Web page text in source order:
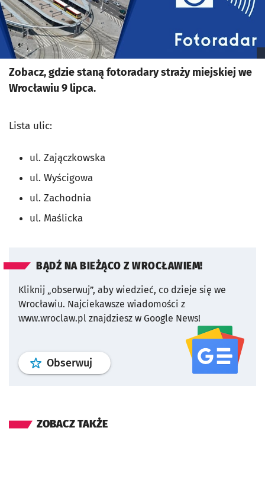
Zobacz, gdzie staną fotoradary straży miejskiej we
Wrocławiu 9 lipca.
Lista ulic:
ul. Zajączkowska
ul. Wyścigowa
ul. Zachodnia
ul. Maślicka
BĄDŹ NA BIEŻĄCO Z WROCŁAWIEM!
Kliknij „obserwuj”, aby wiedzieć, co dzieje się we
Wrocławiu. Najciekawsze wiadomości z
www.wroclaw.pl znajdziesz w Google News!
Obserwuj profil serwisu
ZOBACZ TAKŻE